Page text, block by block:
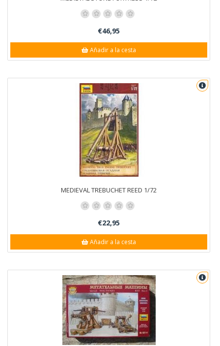
€46,95
Añadir a la cesta
MEDIEVAL TREBUCHET REED 1/72
€22,95
Añadir a la cesta